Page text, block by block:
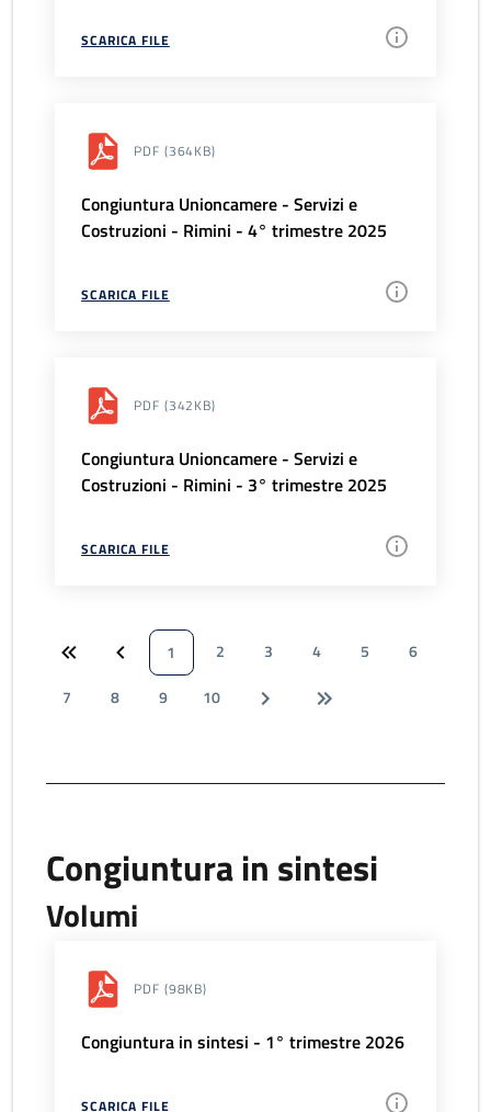
SCARICA FILE
PDF (364KB)
Congiuntura Unioncamere - Servizi e
Costruzioni - Rimini - 4° trimestre 2025
SCARICA FILE
PDF (342KB)
Congiuntura Unioncamere - Servizi e
Costruzioni - Rimini - 3° trimestre 2025
SCARICA FILE
1 2 3 4 5
6
7
8 9 10
Congiuntura in sintesi
Volumi
PDF (98KB)
Congiuntura in sintesi - 1° trimestre 2026
SCARICA FILE